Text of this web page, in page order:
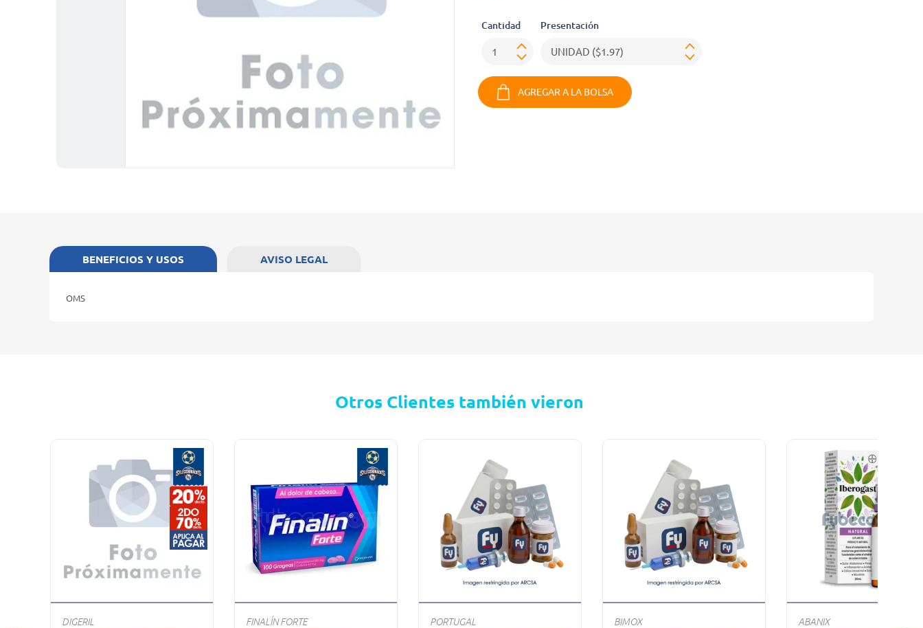
Cantidad Presentación
AGREGAR A LA BOLSA
BENEFICIOS Y USOS
OMS
AVISO LEGAL
Otros Clientes también vieron
DIGERIL FINALÍN FORTE PORTUGAL BIMOX ABANIX